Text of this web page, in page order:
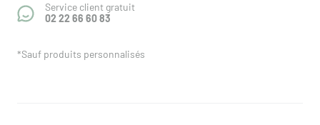
Service client gratuit
02 22 66 60 83
*Sauf produits personnalisés